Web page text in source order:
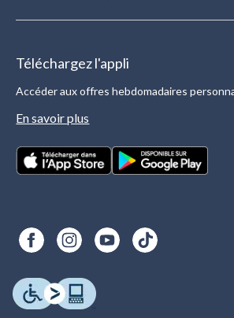
Téléchargez l'appli
Accéder aux offres hebdomadaires
En savoir plus